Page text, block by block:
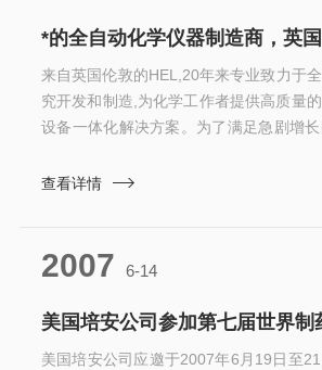
来自英国伦敦的HEL,20年来专业致力于
究开发和制造,为化学工作者提供高质量
设备一体化解决方案。为了满足急剧增长
品在中国大陆以及港澳地区的销售以及
反应器PolyBlock高通量全自动平行反应
查看详情
2007 6-14
美国培安公司应邀于2007年6月19日至